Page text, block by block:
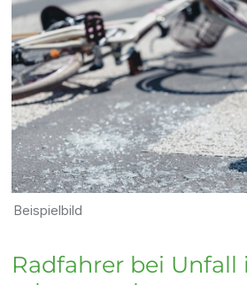
Beispielbild
Radfahrer bei Unfall